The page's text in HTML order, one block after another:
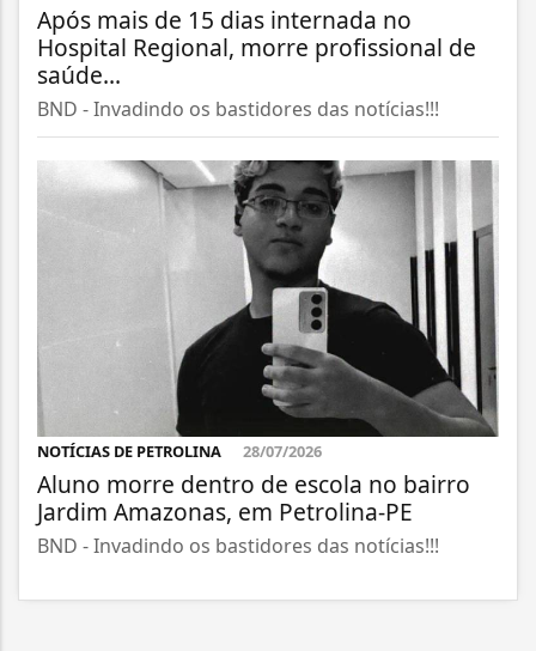
Após mais de 15 dias internada no
Hospital Regional, morre profissional de
saúde...
BND - Invadindo os bastidores das notícias!!!
NOTÍCIAS DE PETROLINA 28/07/2026
Aluno morre dentro de escola no bairro
Jardim Amazonas, em Petrolina-PE
BND - Invadindo os bastidores das notícias!!!